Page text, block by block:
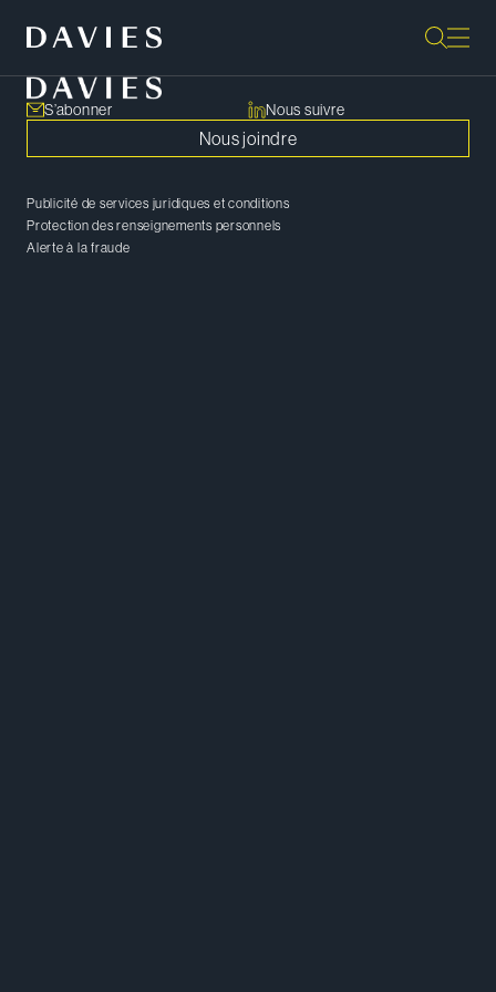
S’abonner Nous suivre
Nous joindre
Publicité de services juridiques et conditions
Protection des renseignements personnels
Alerte à la fraude